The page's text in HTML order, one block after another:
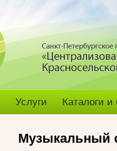
Услуги Каталоги
Музыкальный